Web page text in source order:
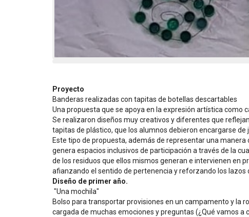
Proyecto
Banderas realizadas con tapitas de botellas descartables
Una propuesta que se apoya en la expresión artística
Se realizaron diseños muy creativos y diferentes que
tapitas de plástico, que los alumnos debieron encargarse de
Este tipo de propuesta, además de representar una
genera espacios inclusivos de participación a través de la
de los residuos que ellos mismos generan e intervienen en
afianzando el sentido de pertenencia y reforzando los lazos
Diseño de primer año.
"Una mochila"
Bolso para transportar provisiones en un campamento y la
cargada de muchas emociones y preguntas (¿Qué vamos a